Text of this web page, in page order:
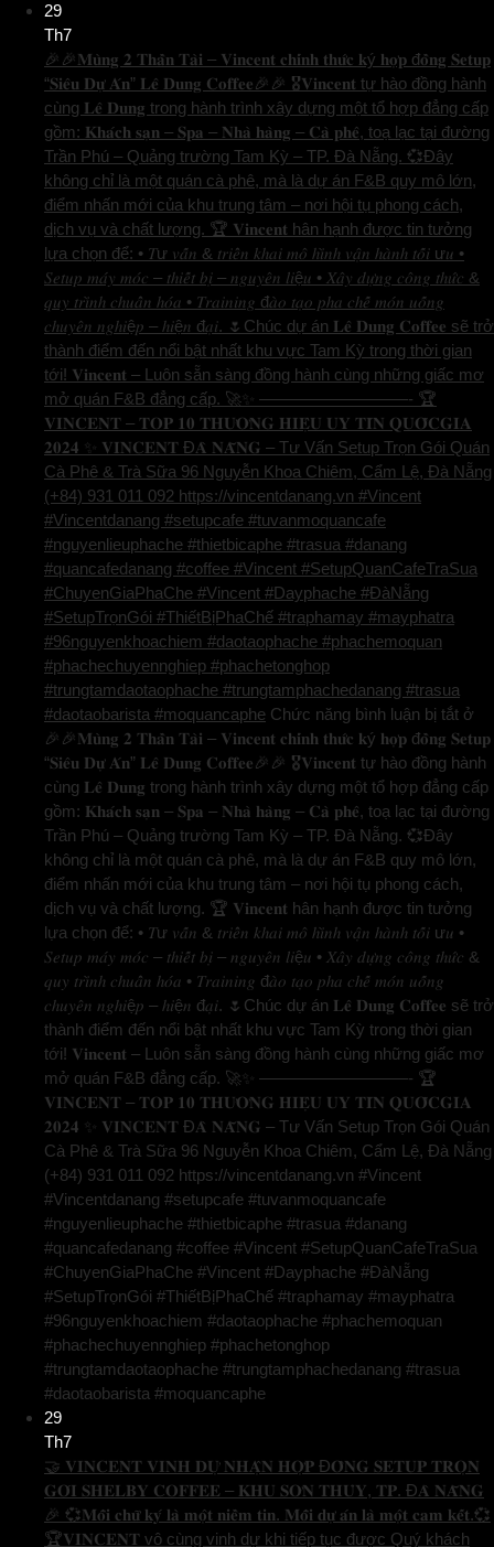
29
Th7
🎉🎉𝐌𝐮̀𝐧𝐠 𝟐 𝐓𝐡𝐚̂̀𝐧 𝐓𝐚̀𝐢 – 𝐕𝐢𝐧𝐜𝐞𝐧𝐭 𝐜𝐡𝐢́𝐧𝐡 𝐭𝐡𝐮̛́𝐜 𝐤ý 𝐡𝐨̛̣𝐩 đ𝐨̂̀𝐧𝐠 𝐒𝐞𝐭𝐮𝐩
“𝐒𝐢𝐞̂𝐮 𝐃𝐮̛̣ 𝐀́𝐧” 𝐋𝐞̂ 𝐃𝐮𝐧𝐠 𝐂𝐨𝐟𝐟𝐞𝐞🎉🎉 🎖️𝐕𝐢𝐧𝐜𝐞𝐧𝐭 tự hào đồng hành
cùng 𝐋𝐞̂ 𝐃𝐮𝐧𝐠 trong hành trình xây dựng một tổ hợp đẳng cấp
gồm: 𝐊𝐡𝐚́𝐜𝐡 𝐬𝐚̣𝐧 – 𝐒𝐩𝐚 – 𝐍𝐡𝐚̀ 𝐡𝐚̀𝐧𝐠 – 𝐂𝐚̀ 𝐩𝐡𝐞̂, toạ lạc tại đường
Trần Phú – Quảng trường Tam Kỳ – TP. Đà Nẵng. 💞Đây
không chỉ là một quán cà phê, mà là dự án F&B quy mô lớn,
điểm nhấn mới của khu trung tâm – nơi hội tụ phong cách,
dịch vụ và chất lượng. 🏆 𝐕𝐢𝐧𝐜𝐞𝐧𝐭 hân hạnh được tin tưởng
lựa chọn để: • 𝑇ư 𝑣𝑎̂́𝑛 & 𝑡𝑟𝑖𝑒̂̉𝑛 𝑘ℎ𝑎𝑖 𝑚𝑜̂ ℎ𝑖̀𝑛ℎ 𝑣𝑎̣̂𝑛 ℎ𝑎̀𝑛ℎ 𝑡𝑜̂́𝑖 ư𝑢 •
𝑆𝑒𝑡𝑢𝑝 𝑚𝑎́𝑦 𝑚𝑜́𝑐 – 𝑡ℎ𝑖𝑒̂́𝑡 𝑏𝑖̣ – 𝑛𝑔𝑢𝑦𝑒̂𝑛 𝑙𝑖ệ𝑢 • 𝑋𝑎̂𝑦 𝑑𝑢̛̣𝑛𝑔 𝑐𝑜̂𝑛𝑔 𝑡ℎ𝑢̛́𝑐 &
𝑞𝑢𝑦 𝑡𝑟𝑖̀𝑛ℎ 𝑐ℎ𝑢𝑎̂̉𝑛 ℎ𝑜́𝑎 • 𝑇𝑟𝑎𝑖𝑛𝑖𝑛𝑔 đ𝑎̀𝑜 𝑡𝑎̣𝑜 𝑝ℎ𝑎 𝑐ℎ𝑒̂́ 𝑚𝑜́𝑛 𝑢𝑜̂́𝑛𝑔
𝑐ℎ𝑢𝑦𝑒̂𝑛 𝑛𝑔ℎ𝑖ệ𝑝 – ℎ𝑖ệ𝑛 đ𝑎̣𝑖. 🌷Chúc dự án 𝐋𝐞̂ 𝐃𝐮𝐧𝐠 𝐂𝐨𝐟𝐟𝐞𝐞 sẽ trở
thành điểm đến nổi bật nhất khu vực Tam Kỳ trong thời gian
tới! 𝐕𝐢𝐧𝐜𝐞𝐧𝐭 – Luôn sẵn sàng đồng hành cùng những giấc mơ
mở quán F&B đẳng cấp. 🚀✨ —————————- 🏆
𝐕𝐈𝐍𝐂𝐄𝐍𝐓 – 𝐓𝐎𝐏 𝟏𝟎 𝐓𝐇𝐔̛𝐎̛𝐍𝐆 𝐇𝐈𝐄̣̂𝐔 𝐔𝐘 𝐓𝐈́𝐍 𝐐𝐔𝐎̂́𝐂𝐆𝐈𝐀
𝟐𝟎𝟐𝟒 ✨ 𝐕𝐈𝐍𝐂𝐄𝐍𝐓 Đ𝐀̀ 𝐍𝐀̆̃𝐍𝐆 – Tư Vấn Setup Trọn Gói Quán
Cà Phê & Trà Sữa 96 Nguyễn Khoa Chiêm, Cẩm Lệ, Đà Nẵng
(+84) 931 011 092 https://vincentdanang.vn #Vincent
#Vincentdanang #setupcafe #tuvanmoquancafe
#nguyenlieuphache #thietbicaphe #trasua #danang
#quancafedanang #coffee #Vincent #SetupQuanCafeTraSua
#ChuyenGiaPhaChe #Vincent #Dayphache #ĐàNẵng
#SetupTrọnGói #ThiếtBịPhaChế #traphamay #mayphatra
#96nguyenkhoachiem #daotaophache #phachemoquan
#phachechuyennghiep #phachetonghop
#trungtamdaotaophache #trungtamphachedanang #trasua
#daotaobarista #moquancaphe Chức năng bình luận bị tắt ở
🎉🎉𝐌𝐮̀𝐧𝐠 𝟐 𝐓𝐡𝐚̂̀𝐧 𝐓𝐚̀𝐢 – 𝐕𝐢𝐧𝐜𝐞𝐧𝐭 𝐜𝐡𝐢́𝐧𝐡 𝐭𝐡𝐮̛́𝐜 𝐤ý 𝐡𝐨̛̣𝐩 đ𝐨̂̀𝐧𝐠 𝐒𝐞𝐭𝐮𝐩
“𝐒𝐢𝐞̂𝐮 𝐃𝐮̛̣ 𝐀́𝐧” 𝐋𝐞̂ 𝐃𝐮𝐧𝐠 𝐂𝐨𝐟𝐟𝐞𝐞🎉🎉 🎖️𝐕𝐢𝐧𝐜𝐞𝐧𝐭 tự hào đồng hành
cùng 𝐋𝐞̂ 𝐃𝐮𝐧𝐠 trong hành trình xây dựng một tổ hợp đẳng cấp
gồm: 𝐊𝐡𝐚́𝐜𝐡 𝐬𝐚̣𝐧 – 𝐒𝐩𝐚 – 𝐍𝐡𝐚̀ 𝐡𝐚̀𝐧𝐠 – 𝐂𝐚̀ 𝐩𝐡𝐞̂, toạ lạc tại đường
Trần Phú – Quảng trường Tam Kỳ – TP. Đà Nẵng. 💞Đây
không chỉ là một quán cà phê, mà là dự án F&B quy mô lớn,
điểm nhấn mới của khu trung tâm – nơi hội tụ phong cách,
dịch vụ và chất lượng. 🏆 𝐕𝐢𝐧𝐜𝐞𝐧𝐭 hân hạnh được tin tưởng
lựa chọn để: • 𝑇ư 𝑣𝑎̂́𝑛 & 𝑡𝑟𝑖𝑒̂̉𝑛 𝑘ℎ𝑎𝑖 𝑚𝑜̂ ℎ𝑖̀𝑛ℎ 𝑣𝑎̣̂𝑛 ℎ𝑎̀𝑛ℎ 𝑡𝑜̂́𝑖 ư𝑢 •
𝑆𝑒𝑡𝑢𝑝 𝑚𝑎́𝑦 𝑚𝑜́𝑐 – 𝑡ℎ𝑖𝑒̂́𝑡 𝑏𝑖̣ – 𝑛𝑔𝑢𝑦𝑒̂𝑛 𝑙𝑖ệ𝑢 • 𝑋𝑎̂𝑦 𝑑𝑢̛̣𝑛𝑔 𝑐𝑜̂𝑛𝑔 𝑡ℎ𝑢̛́𝑐 &
𝑞𝑢𝑦 𝑡𝑟𝑖̀𝑛ℎ 𝑐ℎ𝑢𝑎̂̉𝑛 ℎ𝑜́𝑎 • 𝑇𝑟𝑎𝑖𝑛𝑖𝑛𝑔 đ𝑎̀𝑜 𝑡𝑎̣𝑜 𝑝ℎ𝑎 𝑐ℎ𝑒̂́ 𝑚𝑜́𝑛 𝑢𝑜̂́𝑛𝑔
𝑐ℎ𝑢𝑦𝑒̂𝑛 𝑛𝑔ℎ𝑖ệ𝑝 – ℎ𝑖ệ𝑛 đ𝑎̣𝑖. 🌷Chúc dự án 𝐋𝐞̂ 𝐃𝐮𝐧𝐠 𝐂𝐨𝐟𝐟𝐞𝐞 sẽ trở
thành điểm đến nổi bật nhất khu vực Tam Kỳ trong thời gian
tới! 𝐕𝐢𝐧𝐜𝐞𝐧𝐭 – Luôn sẵn sàng đồng hành cùng những giấc mơ
mở quán F&B đẳng cấp. 🚀✨ —————————- 🏆
𝐕𝐈𝐍𝐂𝐄𝐍𝐓 – 𝐓𝐎𝐏 𝟏𝟎 𝐓𝐇𝐔̛𝐎̛𝐍𝐆 𝐇𝐈𝐄̣̂𝐔 𝐔𝐘 𝐓𝐈́𝐍 𝐐𝐔𝐎̂́𝐂𝐆𝐈𝐀
𝟐𝟎𝟐𝟒 ✨ 𝐕𝐈𝐍𝐂𝐄𝐍𝐓 Đ𝐀̀ 𝐍𝐀̆̃𝐍𝐆 – Tư Vấn Setup Trọn Gói Quán
Cà Phê & Trà Sữa 96 Nguyễn Khoa Chiêm, Cẩm Lệ, Đà Nẵng
(+84) 931 011 092 https://vincentdanang.vn #Vincent
#Vincentdanang #setupcafe #tuvanmoquancafe
#nguyenlieuphache #thietbicaphe #trasua #danang
#quancafedanang #coffee #Vincent #SetupQuanCafeTraSua
#ChuyenGiaPhaChe #Vincent #Dayphache #ĐàNẵng
#SetupTrọnGói #ThiếtBịPhaChế #traphamay #mayphatra
#96nguyenkhoachiem #daotaophache #phachemoquan
#phachechuyennghiep #phachetonghop
#trungtamdaotaophache #trungtamphachedanang #trasua
#daotaobarista #moquancaphe
29
Th7
🤝 𝐕𝐈𝐍𝐂𝐄𝐍𝐓 𝐕𝐈𝐍𝐇 𝐃𝐔̛̣ 𝐍𝐇𝐀̣̂𝐍 𝐇𝐎̛̣𝐏 Đ𝐎̂̀𝐍𝐆 𝐒𝐄𝐓𝐔𝐏 𝐓𝐑𝐎̣𝐍
𝐆𝐎́𝐈 𝐒𝐇𝐄𝐋𝐁𝐘 𝐂𝐎𝐅𝐅𝐄𝐄 – 𝐊𝐇𝐔 𝐒𝐎̛𝐍 𝐓𝐇𝐔̉𝐘, 𝐓𝐏. Đ𝐀̀ 𝐍𝐀̆̃𝐍𝐆
🎉 💞𝐌𝐨̂̃𝐢 𝐜𝐡𝐮̛̃ 𝐤𝐲́ 𝐥𝐚̀ 𝐦𝐨̣̂𝐭 𝐧𝐢𝐞̂̀𝐦 𝐭𝐢𝐧. 𝐌𝐨̂̃𝐢 𝐝𝐮̛̣ 𝐚́𝐧 𝐥𝐚̀ 𝐦𝐨̣̂𝐭 𝐜𝐚𝐦 𝐤𝐞̂́𝐭.💞
🏆𝐕𝐈𝐍𝐂𝐄𝐍𝐓 vô cùng vinh dự khi tiếp tục được Quý khách